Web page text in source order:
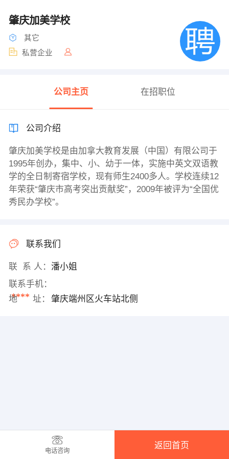
肇庆加美学校
其它
私营企业
公司主页 在招职位
公司介绍
肇庆加美学校是由加拿大教育发展（中国）有限公司于
1995年创办，集中、小、幼于一体，实施中英文双语教
学的全日制寄宿学校，现有师生2400多人。学校连续12
年荣获“肇庆市高考突出贡献奖”，2009年被评为“全国优
秀民办学校”。
联系我们
联 系 人： 潘小姐
联系手机：
****
地 址： 肇庆端州区火车站北侧
电话咨询
返回首页